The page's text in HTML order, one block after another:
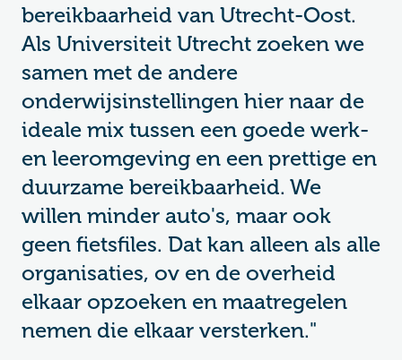
bereikbaarheid van Utrecht-Oost.
Als Universiteit Utrecht zoeken we
samen met de andere
onderwijsinstellingen hier naar de
ideale mix tussen een goede werk-
en leeromgeving en een prettige en
duurzame bereikbaarheid. We
willen minder auto's, maar ook
geen fietsfiles. Dat kan alleen als alle
organisaties, ov en de overheid
elkaar opzoeken en maatregelen
nemen die elkaar versterken."